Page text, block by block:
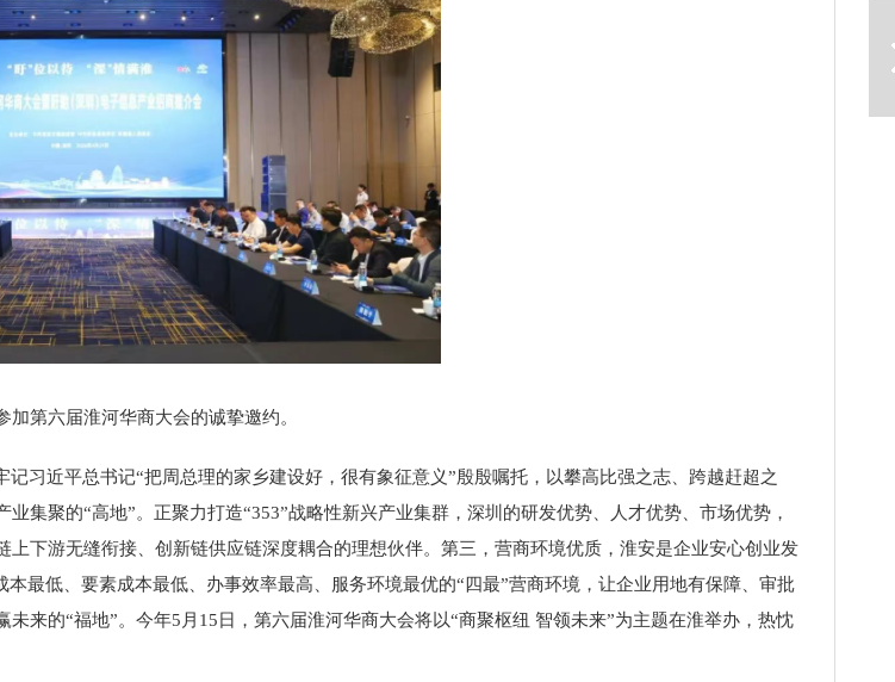
第六届淮河华商大会的诚挚邀约。
习近平总书记“把周总理的家乡建设好，很有象征意义”殷殷嘱托，以攀高比强之志、跨越赶超之
集聚的“高地”。正聚力打造“353”战略性新兴产业集群，深圳的研发优势、人才优势、市场优势，
下游无缝衔接、创新链供应链深度耦合的理想伙伴。第三，营商环境优质，淮安是企业安心创业发
最低、要素成本最低、办事效率最高、服务环境最优的“四最”营商环境，让企业用地有保障、审批
来的“福地”。今年5月15日，第六届淮河华商大会将以“商聚枢纽 智领未来”为主题在淮举办，热忱